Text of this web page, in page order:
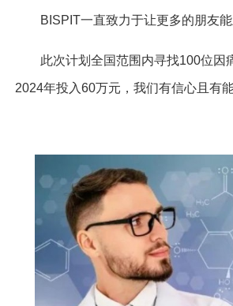
BISPIT一直致力于让更多的朋友
此次计划全国范围内寻找100位因
2024年投入60万元，我们有信心且有